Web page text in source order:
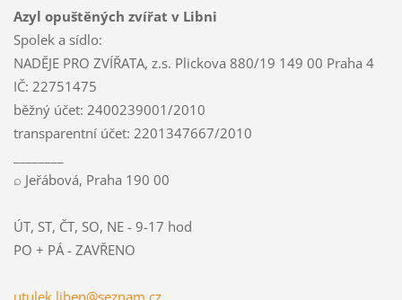
Azyl opuštěných zvířat v Libni
Spolek a sídlo:
NADĚJE PRO ZVÍŘATA, z.s. Plickova 880/19 149 00 Praha 4
IČ: 22751475
běžný účet: 2400239001/2010
transparentní účet: 2201347667/2010
⌕ Jeřábová, Praha 190 00
ÚT, ST, ČT, SO, NE - 9-17 hod
PO + PÁ - ZAVŘENO
utulek.liben@seznam.cz